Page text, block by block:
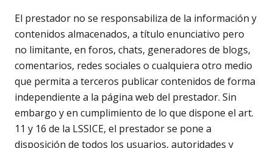
El prestador no se responsabiliza de la información y
contenidos almacenados, a título enunciativo pero
no limitante, en foros, chats, generadores de blogs,
comentarios, redes sociales o cualquiera otro medio
que permita a terceros publicar contenidos de forma
independiente a la página web del prestador. Sin
embargo y en cumplimiento de lo que dispone el art.
11 y 16 de la LSSICE, el prestador se pone a
disposición de todos los usuarios, autoridades y